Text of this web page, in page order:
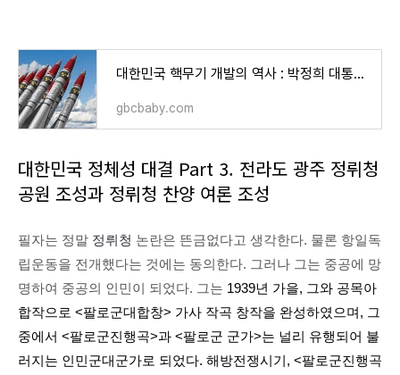
대한민국 핵무기 개발의 역사 : 박정희 대통령, 전두환 대통령(부제 : 필자가 대한민국 핵무기 개
gbcbaby.com
대한민국 정체성 대결 Part 3. 전라도 광주 정뤼청
공원 조성과 정뤼청 찬양 여론 조성
필자는 정말 정뤼청 논란은 뜬금없다고 생각한다. 물론 항일독
립운동을 전개했다는 것에는 동의한다. 그러나 그는 중공에 망
명하여 중공의 인민이 되었다. 그는 1939년 가을, 그와 공목아
합작으로 <팔로군대합창> 가사 작곡 창작을 완성하였으며, 그
중에서 <팔로군진행곡>과 <팔로군 군가>는 널리 유행되어 불
러지는 인민군대군가로 되었다. 해방전쟁시기, <팔로군진행곡